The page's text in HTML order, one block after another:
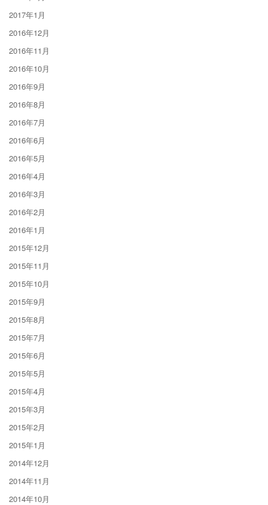
2017年1月
2016年12月
2016年11月
2016年10月
2016年9月
2016年8月
2016年7月
2016年6月
2016年5月
2016年4月
2016年3月
2016年2月
2016年1月
2015年12月
2015年11月
2015年10月
2015年9月
2015年8月
2015年7月
2015年6月
2015年5月
2015年4月
2015年3月
2015年2月
2015年1月
2014年12月
2014年11月
2014年10月